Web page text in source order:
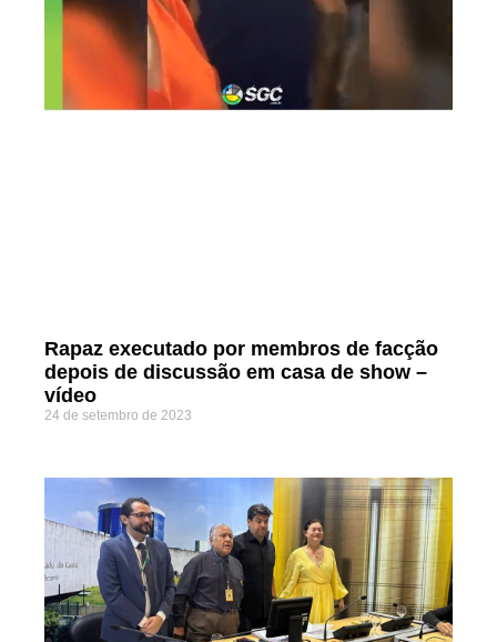
Rapaz executado por membros de facção
depois de discussão em casa de show –
vídeo
24 de setembro de 2023